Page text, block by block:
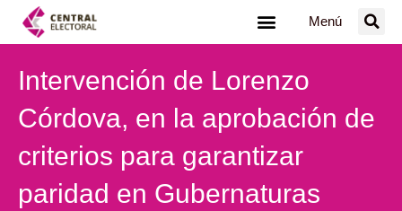
Menú
Intervención de Lorenzo
Córdova, en la aprobación de
criterios para garantizar
paridad en Gubernaturas